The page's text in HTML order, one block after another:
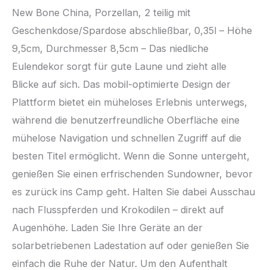
New Bone China, Porzellan, 2 teilig mit
Geschenkdose/Spardose abschließbar, 0,35l – Höhe
9,5cm, Durchmesser 8,5cm – Das niedliche
Eulendekor sorgt für gute Laune und zieht alle
Blicke auf sich. Das mobil-optimierte Design der
Plattform bietet ein müheloses Erlebnis unterwegs,
während die benutzerfreundliche Oberfläche eine
mühelose Navigation und schnellen Zugriff auf die
besten Titel ermöglicht. Wenn die Sonne untergeht,
genießen Sie einen erfrischenden Sundowner, bevor
es zurück ins Camp geht. Halten Sie dabei Ausschau
nach Flusspferden und Krokodilen – direkt auf
Augenhöhe. Laden Sie Ihre Geräte an der
solarbetriebenen Ladestation auf oder genießen Sie
einfach die Ruhe der Natur. Um den Aufenthalt